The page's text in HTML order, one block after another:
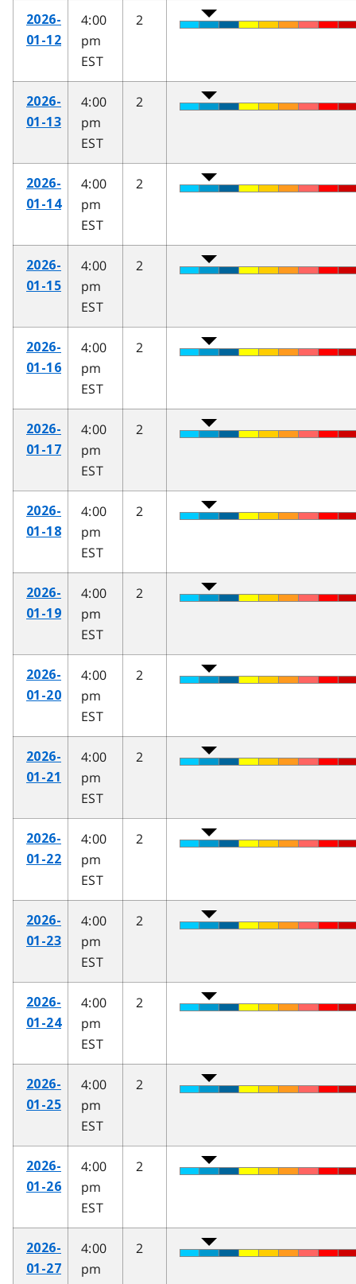
2026-
01-12
4:00
pm
EST
2
2026-
01-13
4:00
pm
EST
2
2026-
01-14
4:00
pm
EST
2
2026-
01-15
4:00
pm
EST
2
2026-
01-16
4:00
pm
EST
2
2026-
01-17
4:00
pm
EST
2
2026-
01-18
4:00
pm
EST
2
2026-
01-19
4:00
pm
EST
2
2026-
01-20
4:00
pm
EST
2
2026-
01-21
4:00
pm
EST
2
2026-
01-22
4:00
pm
EST
2
2026-
01-23
4:00
pm
EST
2
2026-
01-24
4:00
pm
EST
2
2026-
01-25
4:00
pm
EST
2
2026-
01-26
4:00
pm
EST
2
2026-
01-27
4:00
pm
2